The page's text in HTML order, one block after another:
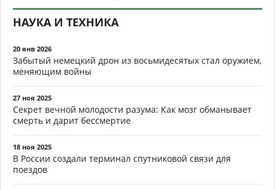
НАУКА И ТЕХНИКА
20 янв 2026
Забытый немецкий дрон из восьмидесятых стал оружием,
меняющим войны
27 ноя 2025
Секрет вечной молодости разума: Как мозг обманывает
смерть и дарит бессмертие
18 ноя 2025
В России создали терминал спутниковой связи для
поездов